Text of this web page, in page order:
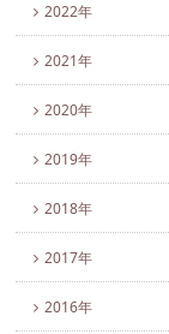
2022年
2021年
2020年
2019年
2018年
2017年
2016年